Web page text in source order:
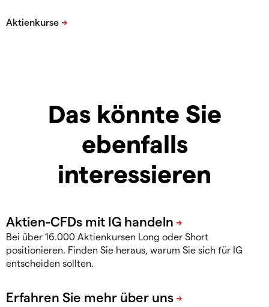
Das könnte Sie
ebenfalls
interessieren
Bei über 16.000 Aktienkursen Long oder Short
positionieren. Finden Sie heraus, warum Sie sich für IG
entscheiden sollten.